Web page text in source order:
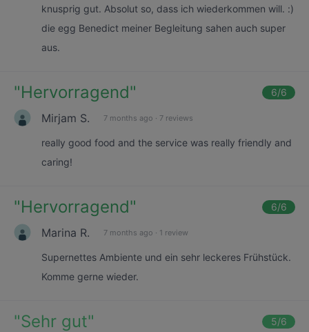
knusprig gut. Absolut so, dass ich wiederkommen will. :)
die egg Benedict meiner Begleitung sahen auch super
aus.
"Hervorragend" 6/6
Mirjam S. 7 months ago · 7 reviews
really good food and the service was really friendly and
caring!
"Hervorragend" 6/6
Marina R. 7 months ago · 1 review
Supernettes Ambiente und ein sehr leckeres Frühstück.
Komme gerne wieder.
"Sehr gut" 5/6